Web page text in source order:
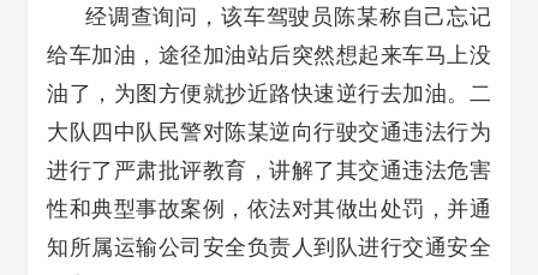
经调查询问，该车驾驶员陈某称自己忘记
给车加油，途径加油站后突然想起来车马上没
油了，为图方便就抄近路快速逆行去加油。二
大队四中队民警对陈某逆向行驶交通违法行为
进行了严肃批评教育，讲解了其交通违法危害
性和典型事故案例，依法对其做出处罚，并通
知所属运输公司安全负责人到队进行交通安全